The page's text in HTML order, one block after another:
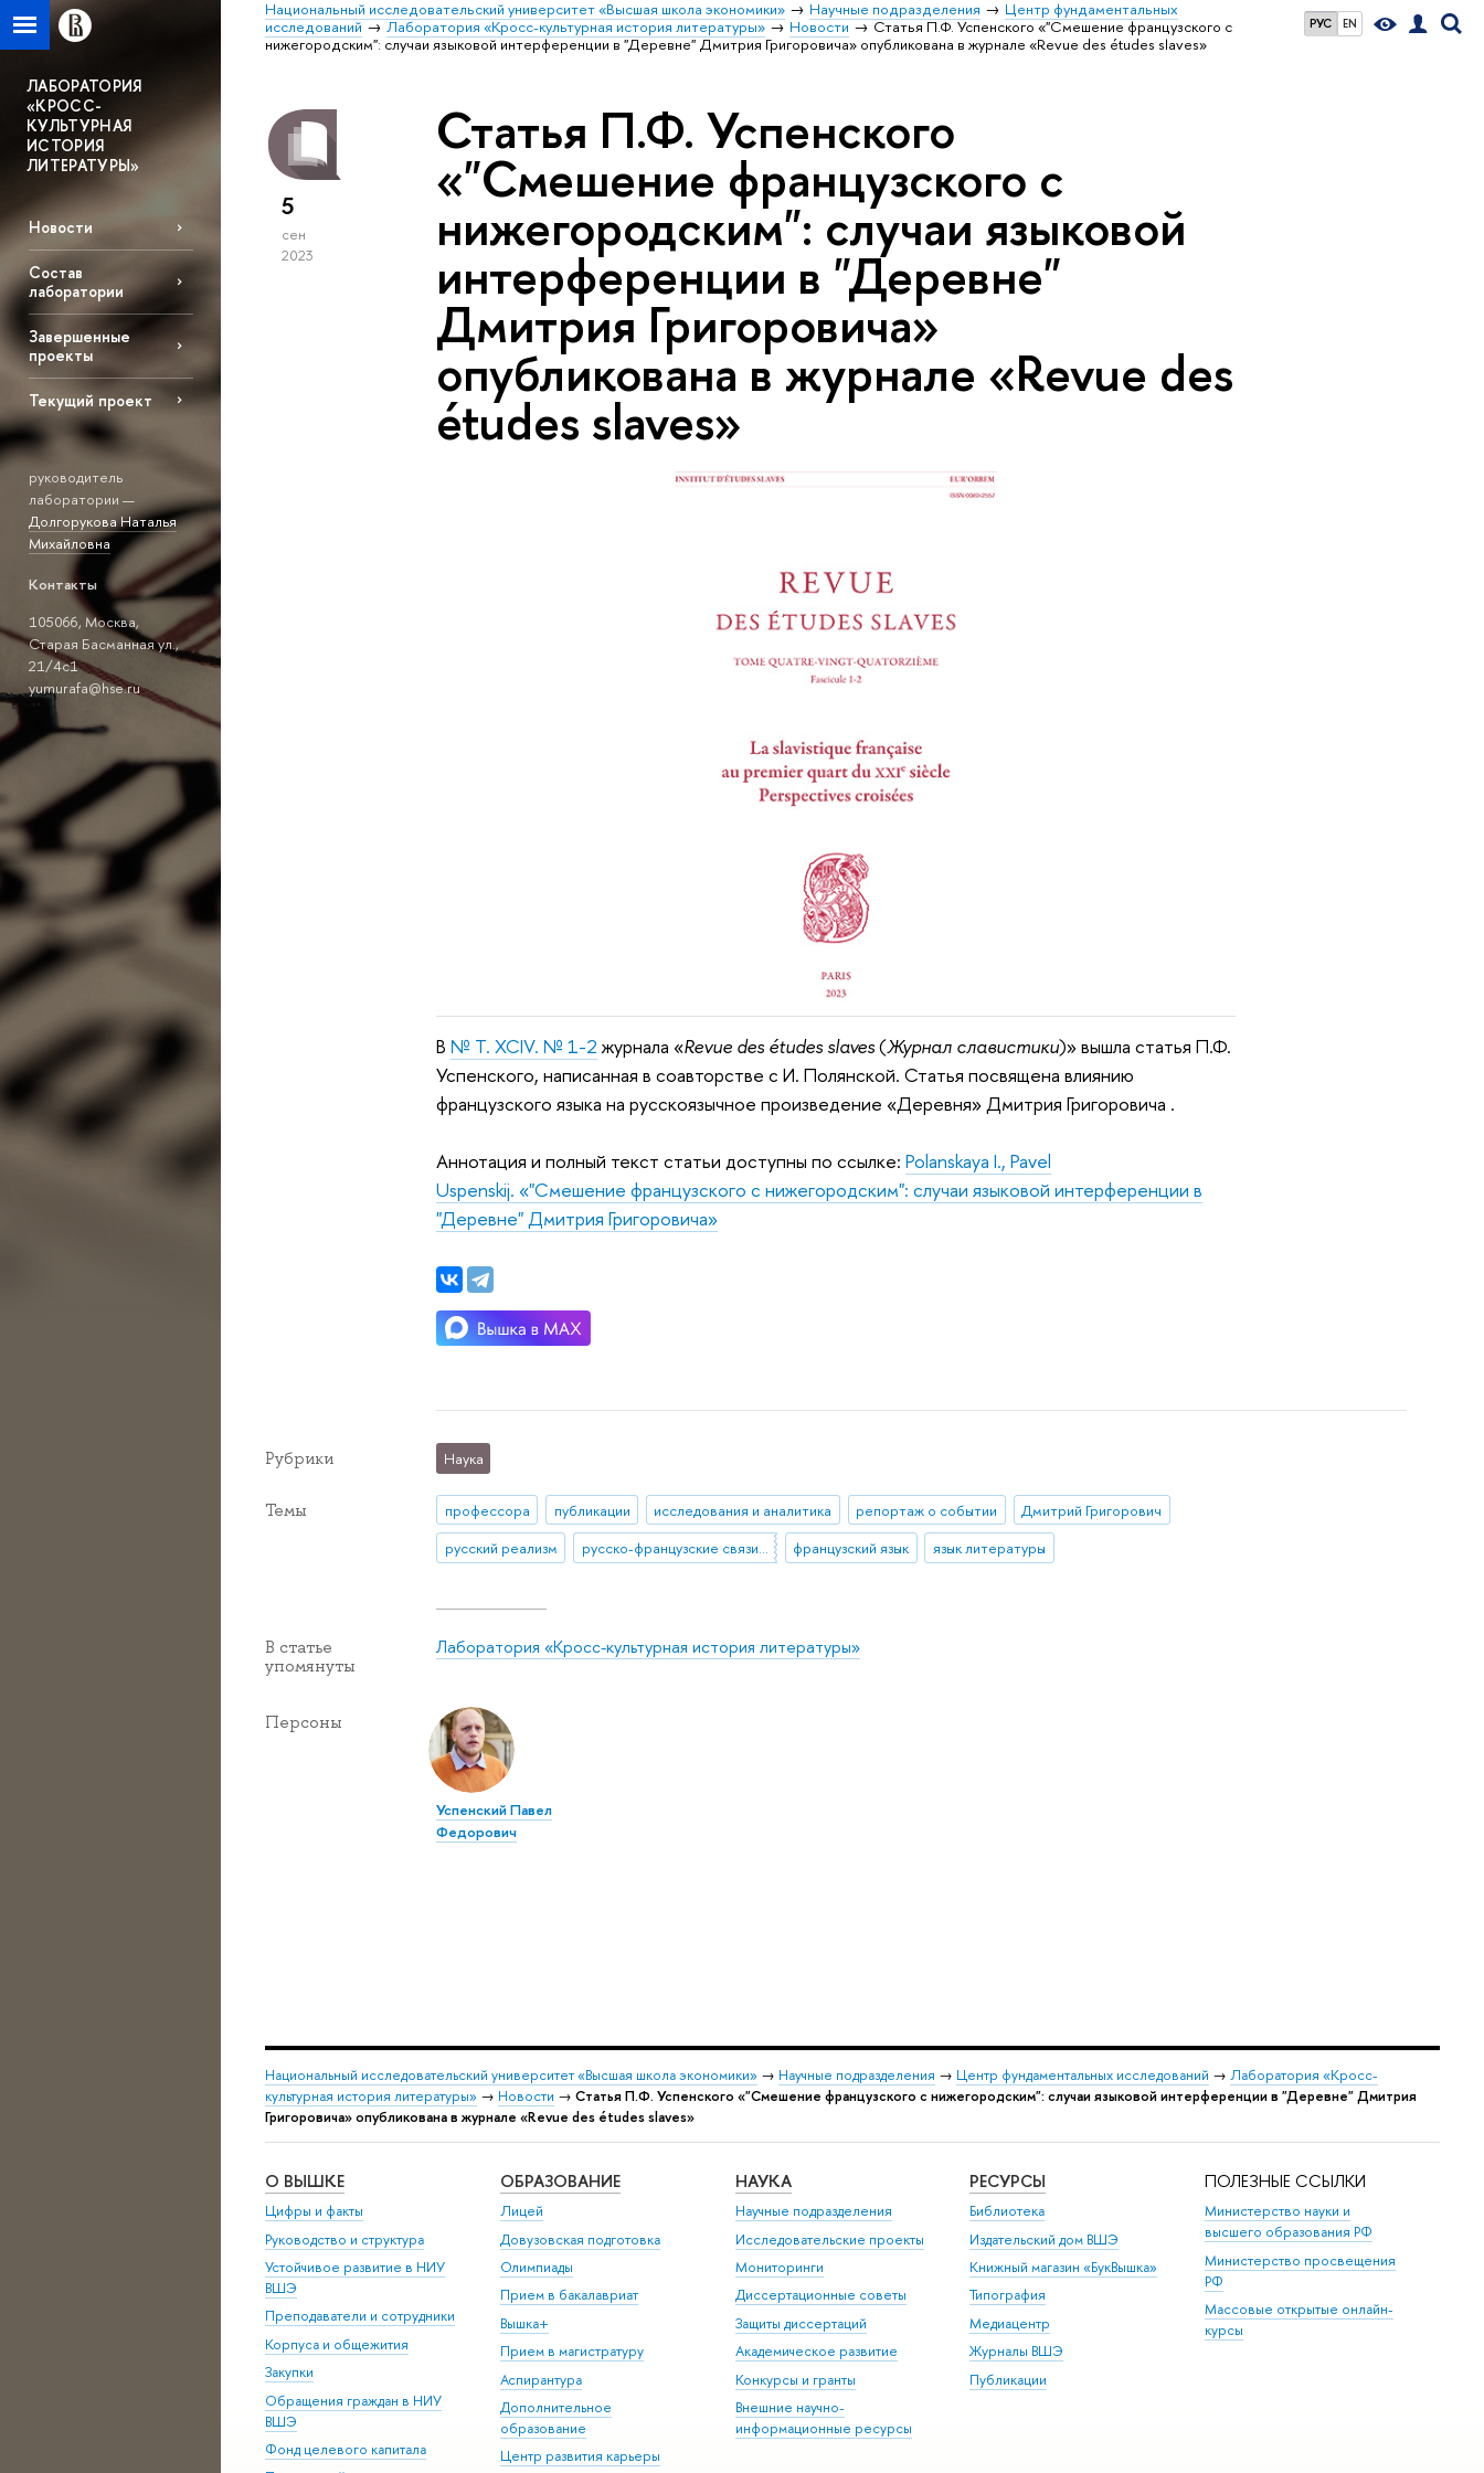
РУС EN
Национальный исследовательский университет «Высшая школа экономики» Научные подразделения
Центр фундаментальных
исследований
Лаборатория «Кросс-культурная история литературы» Новости
Статья П.Ф. Успенского «"Смешение французского с
нижегородским": случаи языковой интерференции в "Деревне" Дмитрия Григоровича» опубликована в журнале «Revue des études slaves»
ЛАБОРАТОРИЯ
«КРОСС-
КУЛЬТУРНАЯ
ИСТОРИЯ
ЛИТЕРАТУРЫ»
Новости
Состав
лаборатории
Завершенные
проекты
Текущий проект
руководитель
лаборатории —
Долгорукова Наталья
Михайловна
Контакты
105066, Москва,
Старая Басманная ул.,
21/4с1
yumurafa@hse.ru
5
сен
2023
Статья П.Ф. Успенского
«"Смешение французского с
нижегородским": случаи языковой
интерференции в "Деревне"
Дмитрия Григоровича»
опубликована в журнале «Revue des
études slaves»
В № Т. XCIV. № 1-2журнала «Revue des études slaves(Журнал славистики)» вышла статья П.Ф.
Успенского, написанная в соавторстве с И. Полянской. Статья посвящена влиянию
французского языка на русскоязычное произведение «Деревня» Дмитрия Григоровича .
Аннотация и полный текст статьи доступны по ссылке:Polanskaya I., Pavel
Uspenskij. «"Смешение французского с нижегородским": случаи языковой интерференции в
"Деревне" Дмитрия Григоровича»
Рубрики Наука
Темы профессора публикации исследования и аналитика репортаж о событии
Дмитрий Григорович
русский реализм
русско-французские связи, французский язык в России французский язык язык литературы
В статье
упомянуты
Лаборатория «Кросс-культурная история литературы»
Персоны
Успенский Павел
Федорович
Национальный исследовательский университет «Высшая школа экономики» → Научные подразделения → Центр фундаментальных исследований → Лаборатория «Кросс-
культурная история литературы» → Новости → Статья П.Ф. Успенского «"Смешение французского с нижегородским": случаи языковой интерференции в "Деревне" Дмитрия
Григоровича» опубликована в журнале «Revue des études slaves»
О ВЫШКЕ
Цифры и факты
Руководство и структура
Устойчивое развитие в НИУ
ВШЭ
Преподаватели и сотрудники
Корпуса и общежития
Закупки
Обращения граждан в НИУ
ВШЭ
Фонд целевого капитала
ОБРАЗОВАНИЕ
Лицей
Довузовская подготовка
Олимпиады
Прием в бакалавриат
Вышка+
Прием в магистратуру
Аспирантура
Дополнительное
образование
Центр развития карьеры
НАУКА
Научные подразделения
Исследовательские проекты
Мониторинги
Диссертационные советы
Защиты диссертаций
Академическое развитие
Конкурсы и гранты
Внешние научно-
информационные ресурсы
РЕСУРСЫ
Библиотека
Издательский дом ВШЭ
Книжный магазин «БукВышка»
Типография
Медиацентр
Журналы ВШЭ
Публикации
ПОЛЕЗНЫЕ ССЫЛКИ
Министерство науки и
высшего образования РФ
Министерство просвещения
РФ
Массовые открытые онлайн-
курсы